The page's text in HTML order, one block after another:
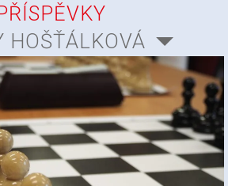
HOŠŤÁLKOVÁ